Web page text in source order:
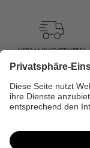
VERSANDKOSTENFREI
AB 90 €